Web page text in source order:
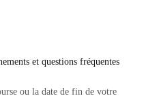
et questions fréquentes
ou la date de fin de votre